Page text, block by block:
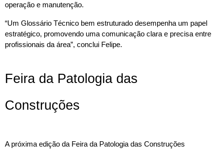
operação e manutenção.
“Um Glossário Técnico bem estruturado desempenha um papel
estratégico, promovendo uma comunicação clara e precisa entre
profissionais da área”, conclui Felipe.
Feira da Patologia das
Construções
A próxima edição da Feira da Patologia das Construções